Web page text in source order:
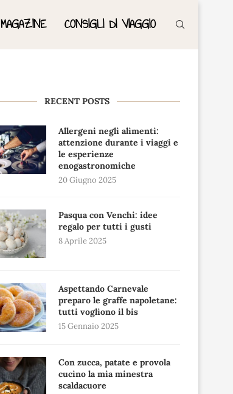
MAGAZINE CONSIGLI DI VIAGGIO
RECENT POSTS
Allergeni negli alimenti:
attenzione durante i viaggi e
le esperienze
enogastronomiche
20 Giugno 2025
Pasqua con Venchi: idee
regalo per tutti i gusti
8 Aprile 2025
Aspettando Carnevale
preparo le graffe napoletane:
tutti vogliono il bis
15 Gennaio 2025
Con zucca, patate e provola
cucino la mia minestra
scaldacuore